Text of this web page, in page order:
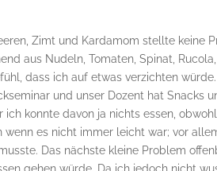
Zimt und Kardamom stellte keine
aus Nudeln, Tomaten, Spinat,
dass ich auf etwas verzichten würde.
und unser Dozent hat Snacks
konnte davon ja nichts essen,
es nicht immer leicht war; vor
Das nächste kleine Problem